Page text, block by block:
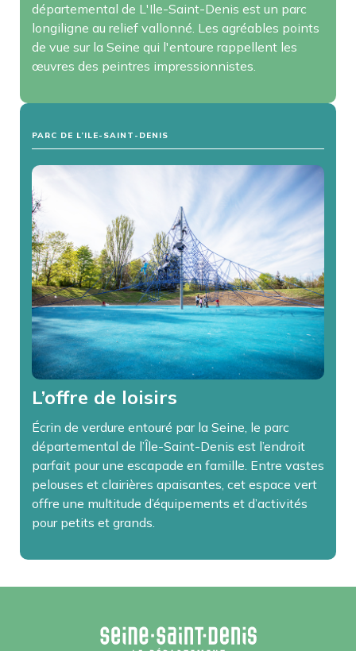
départemental de L'Ile-Saint-Denis est un parc
longiligne au relief vallonné. Les agréables points
de vue sur la Seine qui l'entoure rappellent les
œuvres des peintres impressionnistes.
PARC DE L’ILE-SAINT-DENIS
L’offre de loisirs
Écrin de verdure entouré par la Seine, le parc
départemental de l’Île-Saint-Denis est l’endroit
parfait pour une escapade en famille. Entre vastes
pelouses et clairières apaisantes, cet espace vert
offre une multitude d’équipements et d’activités
pour petits et grands.